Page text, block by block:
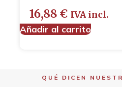
16,88 € IVA incl.
Añadir al carrito
QUÉ DICEN